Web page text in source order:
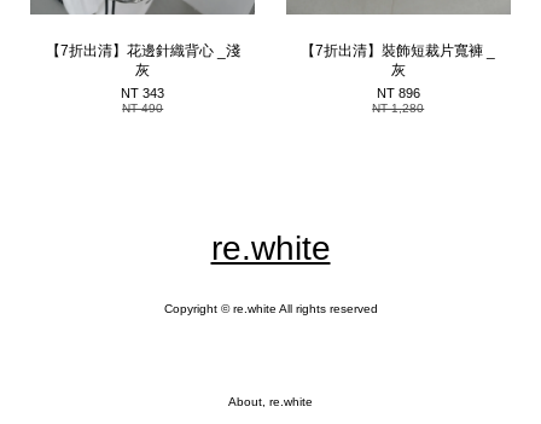
【7折出清】花邊針織背心 _淺
灰
NT 343
NT 490
【7折出清】裝飾短裁片寬褲 _
灰
NT 896
NT 1,280
re.white
Copyright © re.white All rights reserved
About, re.white